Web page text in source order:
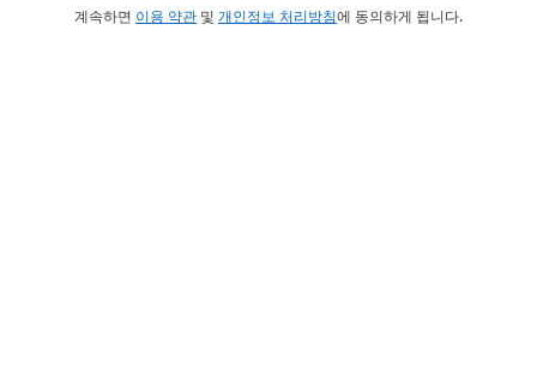
계속하면 이용 약관 및 개인정보 처리방침에 동의하게 됩니다.